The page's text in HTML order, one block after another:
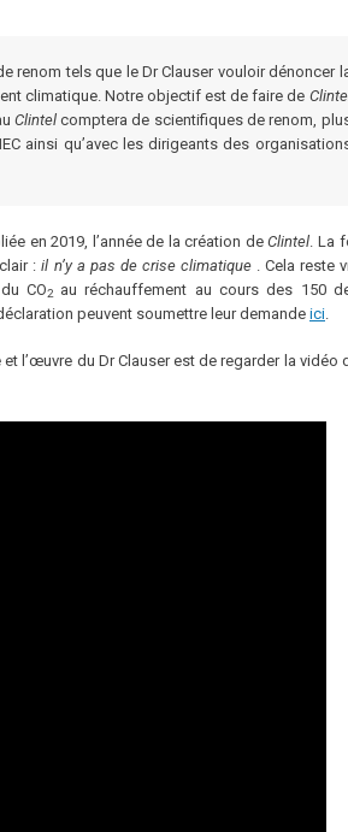
renom tels que le Dr Clauser vouloir dénoncer
climatique. Notre objectif est de faire de
Clintelcomptera de scientifiques de renom,
ainsi qu’avec les dirigeants des
en 2019, l’année de la création deClintel . La
:il n’y a pas de crise climatique. Cela reste
CO2au réchauffement au cours des 150
peuvent soumettre leur demande ici
l’œuvre du Dr Clauser est de regarder la vidéo